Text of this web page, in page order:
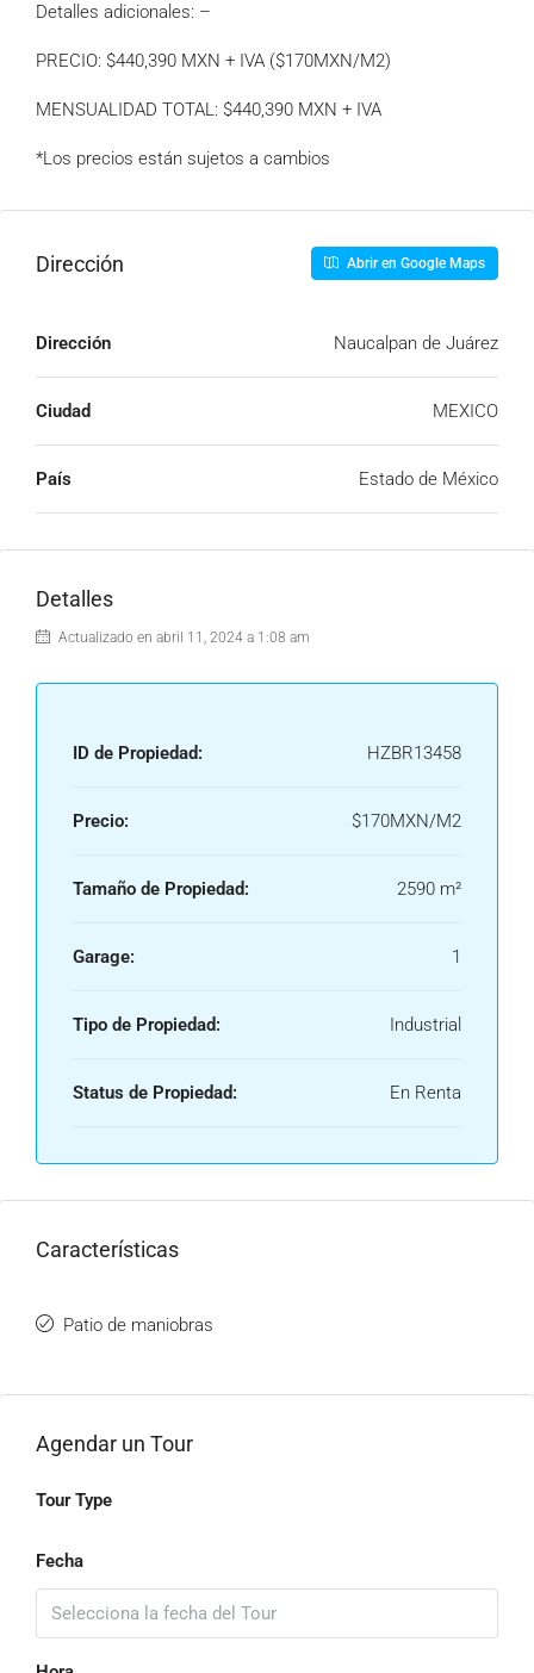
Detalles adicionales: –
PRECIO: $440,390 MXN + IVA ($170MXN/M2)
MENSUALIDAD TOTAL: $440,390 MXN + IVA
*Los precios están sujetos a cambios
Dirección Abrir en Google Maps
Dirección Naucalpan de Juárez
Ciudad MEXICO
País Estado de México
Detalles
Actualizado en abril 11, 2024 a 1:08 am
ID de Propiedad: HZBR13458
Precio: $170MXN/M2
Tamaño de Propiedad: 2590 m²
Garage: 1
Tipo de Propiedad: Industrial
Status de Propiedad: En Renta
Características
Patio de maniobras
Agendar un Tour
Tour Type
Fecha